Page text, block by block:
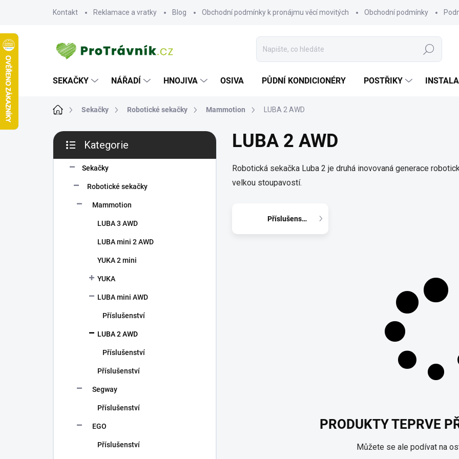
Kontakt Reklamace a vratky Blog Obchodní podmínky k pronájmu věcí movitých Obchodní podmínky
Hledat
SEKAČKY NÁŘADÍ HNOJIVA OSIVA PŮDNÍ KONDICIONÉRY POSTŘIKY
Domů Sekačky Robotické sekačky Mammotion LUBA 2 AWD
P
S
kategorie
Kategorie
Sekačky
Robotické sekačky
Mammotion
LUBA 3 AWD
LUBA mini 2 AWD
YUKA 2 mini
YUKA
LUBA mini AWD
Příslušenství
LUBA 2 AWD
Příslušenství
Příslušenství
Segway
Příslušenství
EGO
Příslušenství
LUBA 2 AWD
Robotická sekačka Luba 2 je druhá inovovaná generace
velkou stoupavostí.
Příslušenství
PRODUKTY TEPRVE
Můžete se ale podívat na